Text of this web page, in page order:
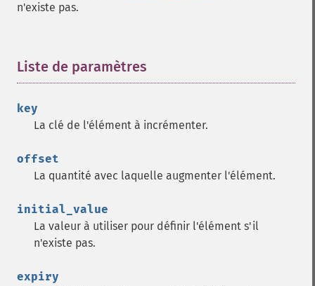
n'existe pas.
Liste de paramètres
key
La clé de l'élément à incrémenter.
offset
La quantité avec laquelle augmenter l'élément.
initial_value
La valeur à utiliser pour définir l'élément s'il
n'existe pas.
expiry